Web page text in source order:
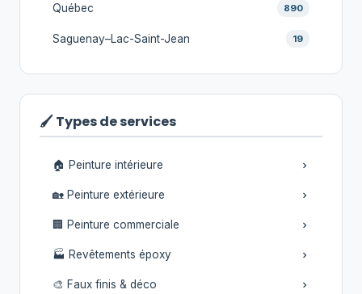
Québec 890
Saguenay–Lac-Saint-Jean 19
🖌️ Types de services
🏠 Peinture intérieure
🏡 Peinture extérieure
🏢 Peinture commerciale
🏭 Revêtements époxy
🎨 Faux finis & déco